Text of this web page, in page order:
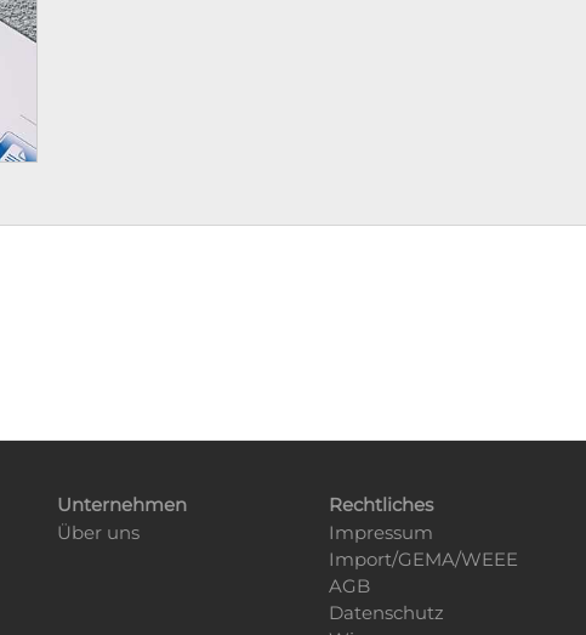
Unternehmen
Über uns
Rechtliches
Impressum
Import/GEMA/WEEE
AGB
Datenschutz